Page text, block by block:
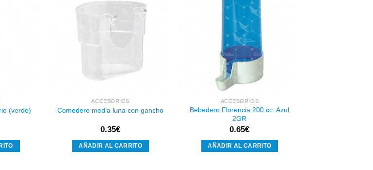
(verde)
Añadir
deseos
ACCESORIOS
Comedero media luna con gancho
0.35€
AÑADIR AL CARRITO
ACCESORIOS
Bebedero Florencia 200 cc. Azul
2GR
0.65€
AÑADIR AL CARRITO